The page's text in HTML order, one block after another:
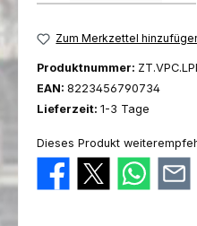
Zum Merkzettel
Produktnummer:
EAN: 8223456790734
Lieferzeit: 1-3 Tage
Dieses Produkt